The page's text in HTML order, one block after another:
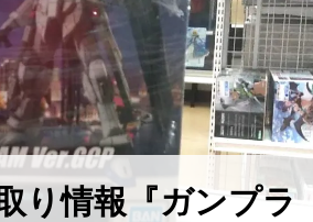
り情報『ガンプラ